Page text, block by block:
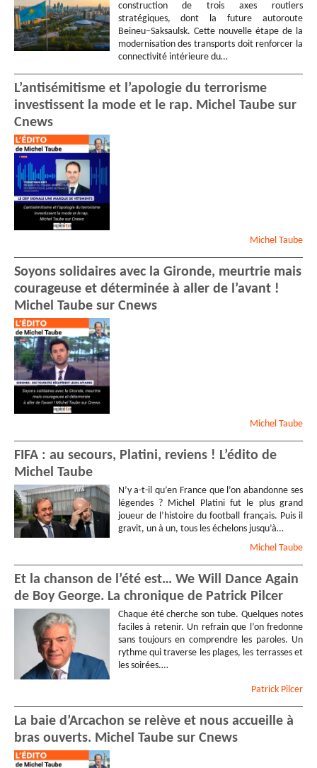
construction de trois axes routiers
stratégiques, dont la future autoroute
Beineu–Saksaulsk. Cette nouvelle étape de la
modernisation des transports doit renforcer la
connectivité intérieure du…
L’antisémitisme et l’apologie du terrorisme
investissent la mode et le rap. Michel Taube sur
Cnews
Michel Taube
Soyons solidaires avec la Gironde, meurtrie mais
courageuse et déterminée à aller de l’avant !
Michel Taube sur Cnews
Michel Taube
FIFA : au secours, Platini, reviens ! L’édito de
Michel Taube
N’y a-t-il qu’en France que l’on abandonne ses
légendes ? Michel Platini fut le plus grand
joueur de l’histoire du football français. Puis il
gravit, un à un, tous les échelons jusqu’à…
Michel Taube
Et la chanson de l’été est… We Will Dance Again
de Boy George. La chronique de Patrick Pilcer
Chaque été cherche son tube. Quelques notes
faciles à retenir. Un refrain que l’on fredonne
sans toujours en comprendre les paroles. Un
rythme qui traverse les plages, les terrasses et
les soirées.…
Patrick Pilcer
La baie d’Arcachon se relève et nous accueille à
bras ouverts. Michel Taube sur Cnews